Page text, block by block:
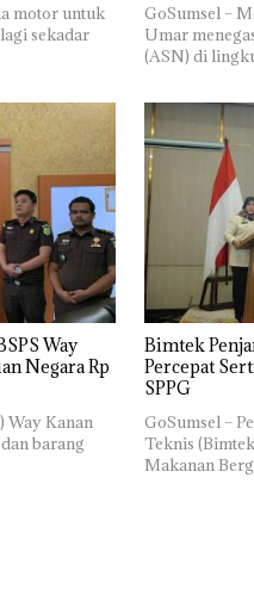
motor untuk
sekadar
GoSumsel –
Umar
(ASN) di
Way
Negara Rp
Way Kanan
barang
Bimtek
Percepat
SPPG
GoSumsel –
Teknis
Makanan